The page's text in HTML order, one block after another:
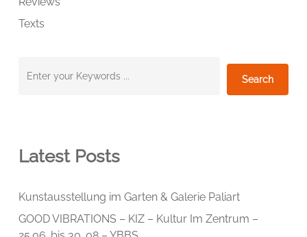
Texts
Search
Latest Posts
Kunstausstellung im Garten & Galerie Paliart
GOOD VIBRATIONS – KIZ – Kultur Im Zentrum –